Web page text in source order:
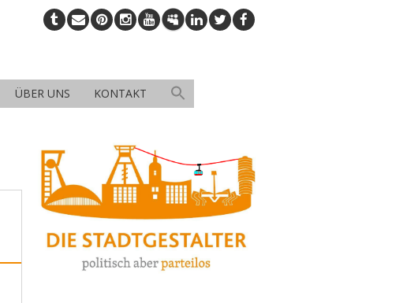
ÜBER UNS KONTAKT